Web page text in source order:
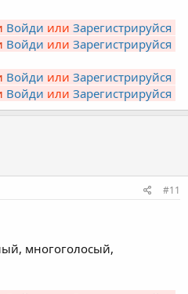
Войди или Зарегистрируйся
Войди или Зарегистрируйся
Войди или Зарегистрируйся
Войди или Зарегистрируйся
#11
многоголосый,